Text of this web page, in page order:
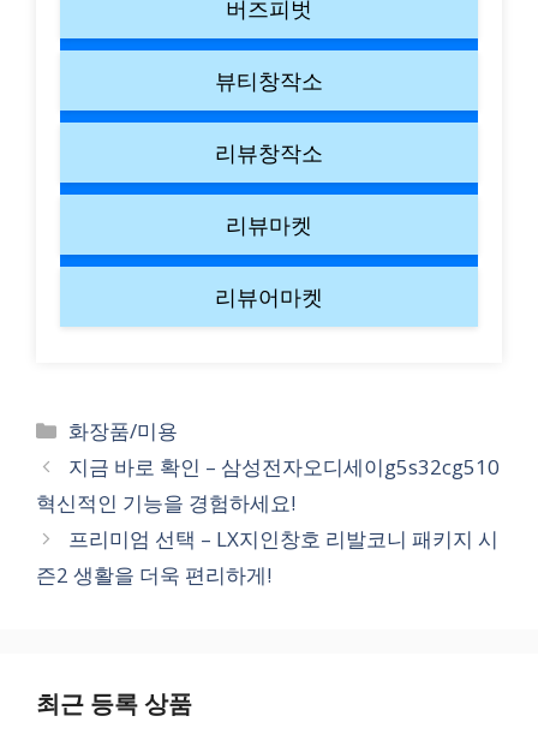
버즈피벗
뷰티창작소
리뷰창작소
리뷰마켓
리뷰어마켓
Categories
화장품/미용
지금 바로 확인 – 삼성전자오디세이g5s32cg510
혁신적인 기능을 경험하세요!
프리미엄 선택 – LX지인창호 리발코니 패키지 시
즌2 생활을 더욱 편리하게!
최근 등록 상품